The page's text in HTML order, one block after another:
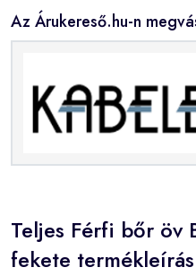
Az Árukereső.hu-n
Teljes Férfi bőr öv
fekete termékleírás